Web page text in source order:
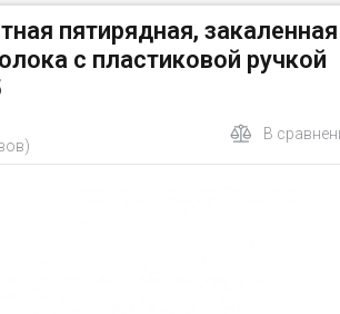
пятирядная, закаленная
с пластиковой ручкой
В